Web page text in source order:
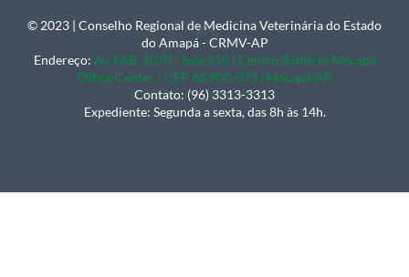
Back
To
Top
© 2023 | Conselho Regional de Medicina Veterinária do Estado
do Amapá - CRMV-AP
Endereço: Av. FAB, 1070 - Sala 110 | Centro |Edifício Macapá
Office Center - CEP 68.900-073 | Macapá/AP
Contato: (96) 3313-3313
Expediente: Segunda a sexta, das 8h às 14h.